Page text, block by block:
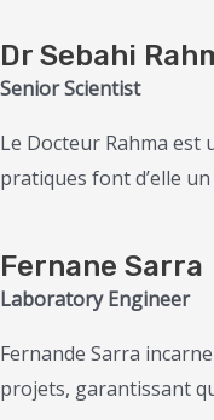
Dr Sebahi
Senior Scientist
Le Docteur Rahma est
pratiques font d’elle
Fernane Sarra
Laboratory Engineer
Fernande Sarra
projets, garantissant